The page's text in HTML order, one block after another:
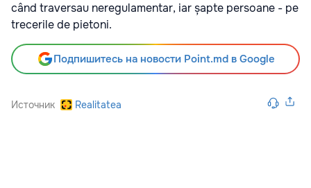
când traversau neregulamentar, iar șapte persoane - pe
trecerile de pietoni.
Подпишитесь на новости Point.md в Google
Источник Realitatea